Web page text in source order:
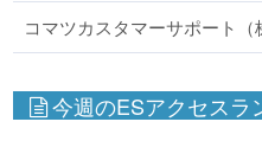
コマツカスタマーサポート
今週のESアクセスラ